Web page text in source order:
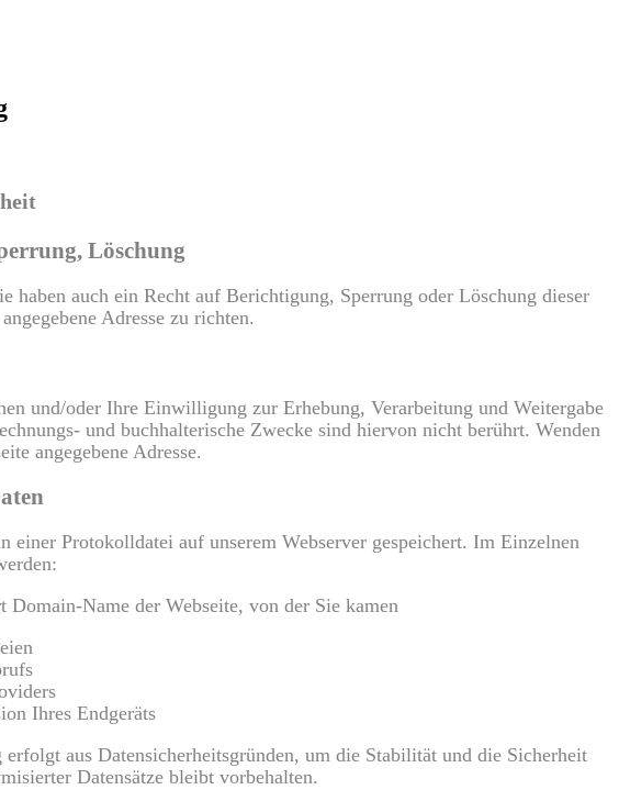
Löschung
auch ein Recht auf Berichtigung, Sperrung oder Löschung dieser
Adresse zu richten.
und/oder Ihre Einwilligung zur Erhebung, Verarbeitung und Weitergabe
und buchhalterische Zwecke sind hiervon nicht berührt. Wenden
angegebene Adresse.
einer Protokolldatei auf unserem Webserver gespeichert. Im Einzelnen
Name der Webseite, von der Sie kamen
Ihres Endgeräts
aus Datensicherheitsgründen, um die Stabilität und die Sicherheit
Datensätze bleibt vorbehalten.